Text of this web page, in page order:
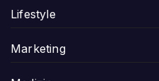
Lifestyle
Marketing